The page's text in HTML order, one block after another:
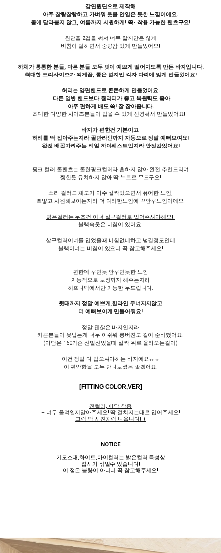
강연원단으로 제작해
아주 찰랑찰랑하고 가벼워 옷을 안입은 듯한 느낌이에요.
몸에 달라붙지 않고, 여름까지 시원하게! 쭉- 착용 가능한 팬츠구요!
원단을 2겹을 써서 너무 얇지만은 않게
비침이 덜하면서 중량감 있게 만들었어요!
하체가 통통한 분들, 마른 분들 모두 핏이 예쁘게 떨어지도록 만든 바지입니다.
최대한 프리사이즈가 되게끔, 통은 넓지만 각자 다리에 맞게 만들었어요!
허리는 양면밴드로 쫀쫀하게 만들었어요.
다른 일반 밴드보다 퀄리티가 좋고 복원력도 좋아
아주 편하게 배도 쏙! 잘 잡아줍니다.
최대한 다양한 사이즈분들이 입을 수 있게 신경써서 만들었어요!
바지가 편한건 기본이고
허리를 딱 잡아주는지라 골반라인까지 자동으로 정말 예뻐보여요!
완전 배꼽가려주는 리얼 하이웨스트인지라 안정감있어요!
핑크 컬러 쿨팬츠는 쿨한핑크컬러라 흔하지 않아 완전 추천드리며
쨍한듯 유치하지 않아 딱 뉴트로 무드구요!
소라 컬러도 채도가 아주 살짝있으면서 퓨어한 느낌,
뽀얗고 시원해보이는지라 더 여리한느낌에 꾸안꾸느낌이에요!
밝은컬러는 무조건 이너 살구컬러로 입어주셔야해요!!
블랙속옷은 비침이 있어요!
살구컬러이너를 입었을때 비침없네하고 넘길정도인데
블랙이너는 비침이 있으니 꼭 참고해주세요!
편한데 꾸민듯 안꾸민듯한 느낌
자동적으로 보정까지 해주는지라
히프나틱에서만 가능한 무드랍니다.
뒷태까지 정말 예쁘게,힙라인 무너지지않고
더 예뻐보이게 만들어줘요!
정말 괜찮은 바지인지라
키큰분들이 못입는게 너무 아쉬워 롱버젼도 같이 준비했어요!
(아담은 160기준 신발신었을때 살짝 위로 올라오는길이)
이건 정말 다 입으셔야하는 바지에요ㅠㅠ
이 편안함을 모두 만나보셨음 좋겠어요.
[FITTING COLOR,VER]
전컬러, 아담 착용
+ 너무 올려입지말아주세요! 딱 걸쳐지는대로 입어주세요!
그럼 딱 사진처럼 나옵니다! +
NOTICE
기모소재,화이트,아이컬러는 밝은컬러 특성상
잡사가 섞일수 있습니다!
이 점은 불량이 아니니 꼭 참고해주세요!